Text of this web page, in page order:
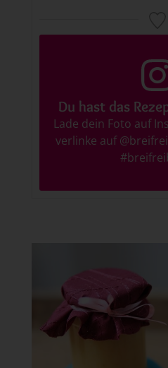
Du hast das
Lade dein Foto auf
verlinke auf